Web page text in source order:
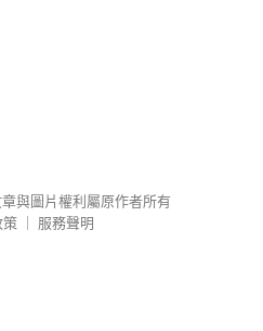
與圖片權利屬原作者所有
策
服務聲明